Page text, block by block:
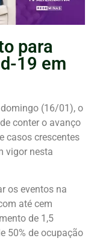
para
19 em
(16/01), o
conter o avanço
casos crescentes
vigor nesta
os eventos na
até cem
de 1,5
50% de ocupação